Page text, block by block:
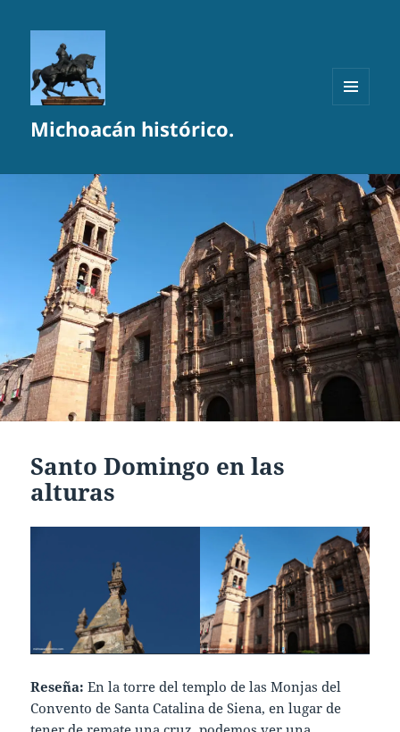
Michoacán histórico.
Santo Domingo en las
alturas
Reseña: En la torre del templo de las Monjas del
Convento de Santa Catalina de Siena, en lugar de